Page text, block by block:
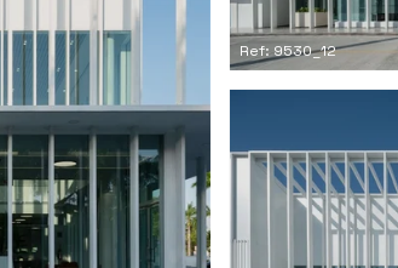
Ref: 9530_12